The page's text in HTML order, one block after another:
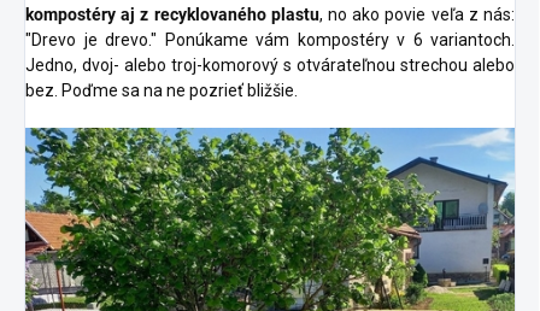
kompostéry aj z recyklovaného plastu, no ako povie veľa z nás:
"Drevo je drevo." Ponúkame vám kompostéry v 6 variantoch.
Jedno, dvoj- alebo troj-komorový s otvárateľnou strechou alebo
bez. Poďme sa na ne pozrieť bližšie.